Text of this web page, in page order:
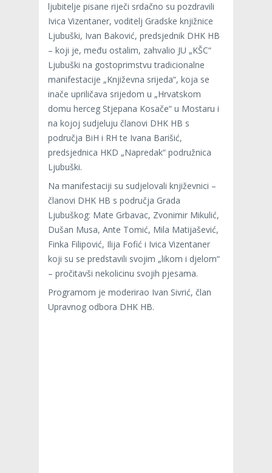
ljubitelje pisane riječi srdačno su pozdravili
Ivica Vizentaner, voditelj Gradske knjižnice
Ljubuški, Ivan Baković, predsjednik DHK HB
– koji je, među ostalim, zahvalio JU „KŠC“
Ljubuški na gostoprimstvu tradicionalne
manifestacije „Književna srijeda“, koja se
inače upriličava srijedom u „Hrvatskom
domu herceg Stjepana Kosače“ u Mostaru i
na kojoj sudjeluju članovi DHK HB s
područja BiH i RH te Ivana Barišić,
predsjednica HKD „Napredak“ podružnica
Ljubuški.
Na manifestaciji su sudjelovali književnici –
članovi DHK HB s područja Grada
Ljubuškog: Mate Grbavac, Zvonimir Mikulić,
Dušan Musa, Ante Tomić, Mila Matijašević,
Finka Filipović, Ilija Fofić i Ivica Vizentaner
koji su se predstavili svojim „likom i djelom“
– pročitavši nekolicinu svojih pjesama.
Programom je moderirao Ivan Sivrić, član
Upravnog odbora DHK HB.